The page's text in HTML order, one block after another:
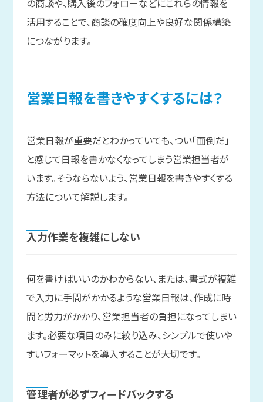
活用することで、商談の確度向上や良好な関係構築
につながります。
営業日報を書きやすくするには？
営業日報が重要だとわかっていても、つい「面倒だ」
と感じて日報を書かなくなってしまう営業担当者が
います。そうならないよう、営業日報を書きやすくする
方法について解説します。
入力作業を複雑にしない
何を書けばいいのかわからない、または、書式が複雑
で入力に手間がかかるような営業日報は、作成に時
間と労力がかかり、営業担当者の負担になってしまい
ます。必要な項目のみに絞り込み、シンプルで使いや
すいフォーマットを導入することが大切です。
管理者が必ずフィードバックする